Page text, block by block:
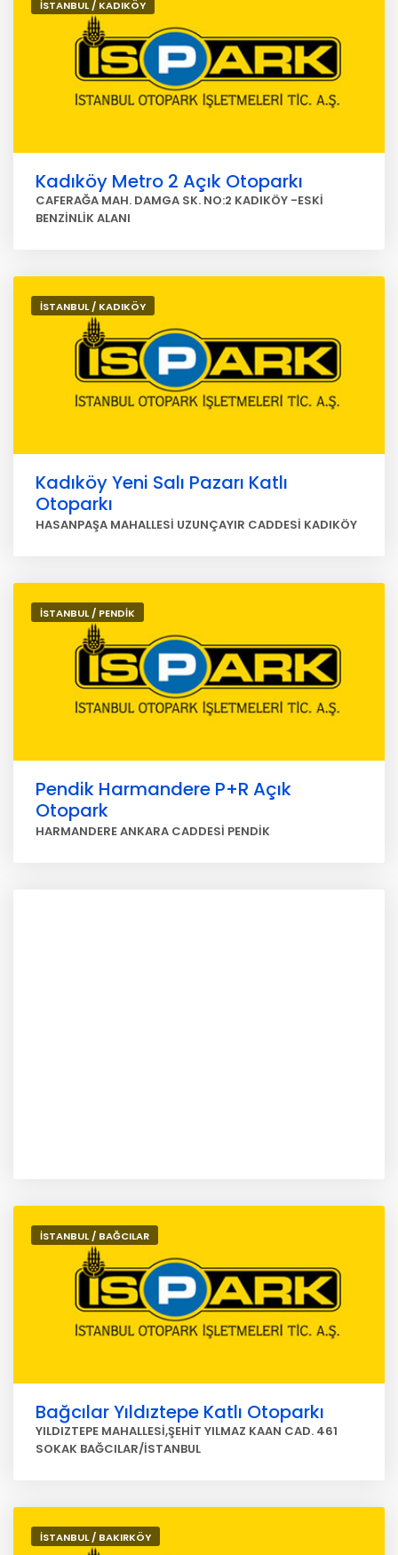
İSTANBUL / KADIKÖY
Kadıköy Metro 2 Açık Otoparkı
CAFERAĞA MAH. DAMGA SK. NO:2 KADIKÖY -ESKİ
BENZİNLİK ALANI
İSTANBUL / KADIKÖY
Kadıköy Yeni Salı Pazarı Katlı
Otoparkı
HASANPAŞA MAHALLESİ UZUNÇAYIR CADDESİ KADIKÖY
İSTANBUL / PENDİK
Pendik Harmandere P+R Açık
Otopark
HARMANDERE ANKARA CADDESİ PENDİK
İSTANBUL / BAĞCILAR
Bağcılar Yıldıztepe Katlı Otoparkı
YILDIZTEPE MAHALLESİ,ŞEHİT YILMAZ KAAN CAD. 461
SOKAK BAĞCILAR/İSTANBUL
İSTANBUL / BAKIRKÖY